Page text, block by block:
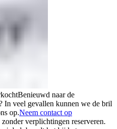
Benieuwd naar de
In veel gevallen kunnen we de bril
op.Neem contact op
verplichtingen reserveren.